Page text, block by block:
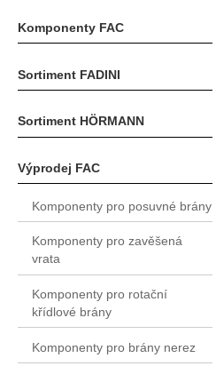
Komponenty FAC
Sortiment FADINI
Sortiment HÖRMANN
Výprodej FAC
Komponenty pro posuvné brány
Komponenty pro zavěšená
vrata
Komponenty pro rotační
křídlové brány
Komponenty pro brány nerez